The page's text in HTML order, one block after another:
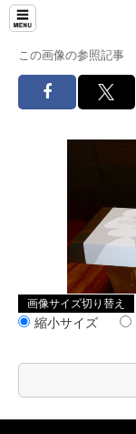
この画像の参照記事
画像サイズ切り替え
縮小サイズ